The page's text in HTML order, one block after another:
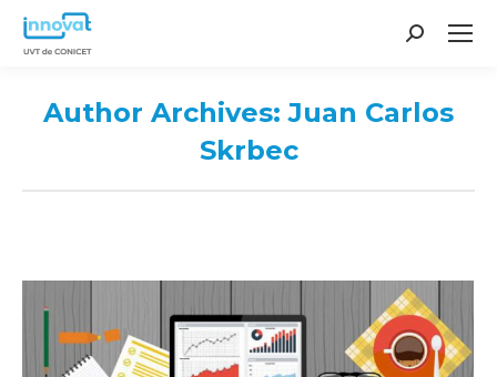
Search:
Author Archives:Juan Carlos
Skrbec